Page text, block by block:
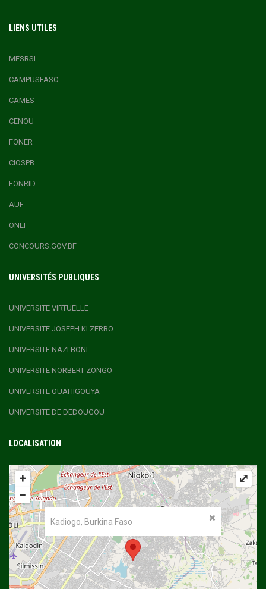
LIENS UTILES
MESRSI
CAMPUSFASO
CAMES
CENOU
FONER
CIOSPB
FONRID
AUF
ONEF
CONCOURS.GOV.BF
UNIVERSITÉS PUBLIQUES
UNIVERSITE VIRTUELLE
UNIVERSITE JOSEPH KI ZERBO
UNIVERSITE NAZI BONI
UNIVERSITE NORBERT ZONGO
UNIVERSITE OUAHIGOUYA
UNIVERSITE DE DEDOUGOU
LOCALISATION
Kadiogo, Burkina Faso
+
−
⤢